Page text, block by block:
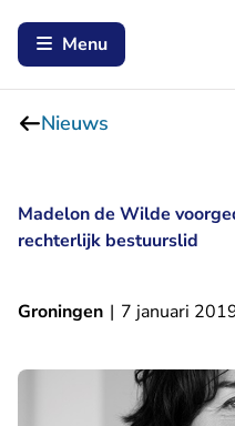
Menu
Nieuws
Madelon de Wilde
rechterlijk bestuurslid
Groningen | 7 januari